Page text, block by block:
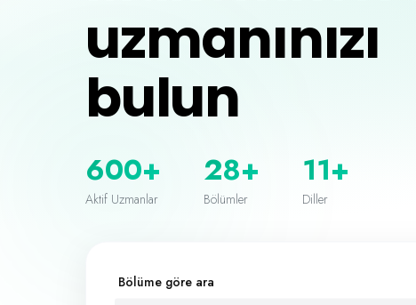
uzmanınızı
bulun
600+
Aktif Uzmanlar
28+
Bölümler
11+
Diller
Bölüme göre ara